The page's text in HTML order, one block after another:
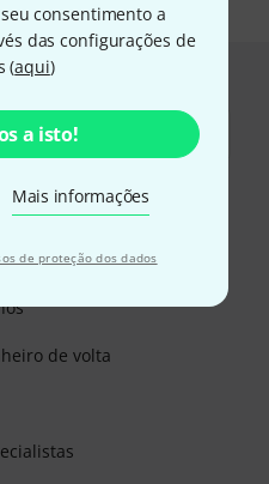
consentimento a
das configurações de
(aqui)
a isto!
Mais informações
de proteção dos dados
forma segura através de
ou Cartão de crédito.
de volta